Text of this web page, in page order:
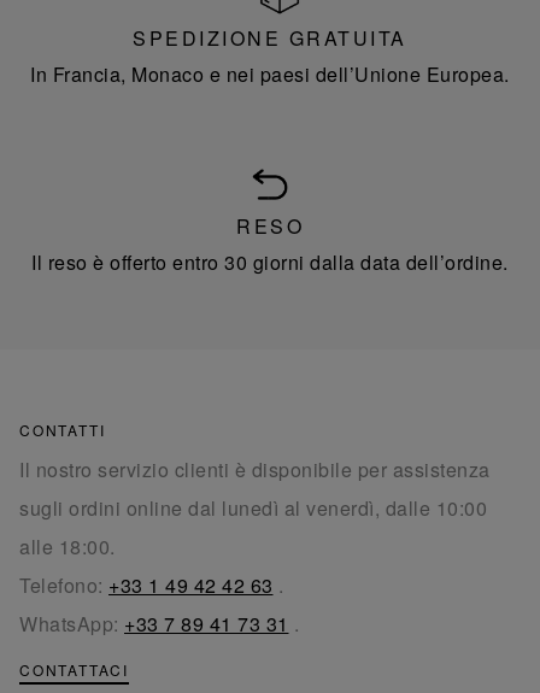
SPEDIZIONE GRATUITA
In Francia, Monaco e nei paesi dell’Unione Europea.
RESO
Il reso è offerto entro 30 giorni dalla data dell’ordine.
CONTATTI
Il nostro servizio clienti è disponibile per assistenza
sugli ordini online dal lunedì al venerdì, dalle 10:00
alle 18:00.
Telefono: +33 1 49 42 42 63 .
WhatsApp: +33 7 89 41 73 31 .
CONTATTACI